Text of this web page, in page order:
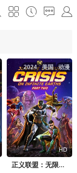
动漫
美国
2024
HD
正义联盟：无限地球危机(下)